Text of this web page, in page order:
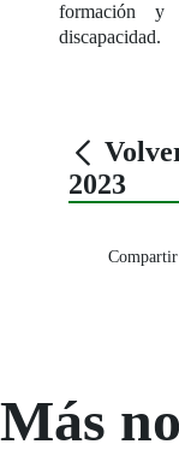
formación y
discapacidad.
2023
Más